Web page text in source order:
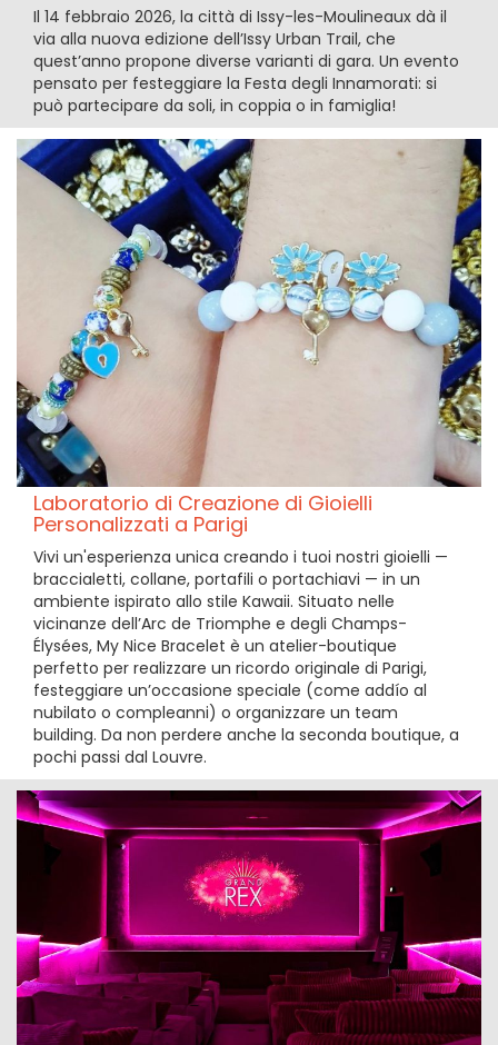
Il 14 febbraio 2026, la città di Issy-les-Moulineaux dà il
via alla nuova edizione dell’Issy Urban Trail, che
quest’anno propone diverse varianti di gara. Un evento
pensato per festeggiare la Festa degli Innamorati: si
può partecipare da soli, in coppia o in famiglia!
Laboratorio di Creazione di Gioielli
Personalizzati a Parigi
Vivi un'esperienza unica creando i tuoi nostri gioielli —
braccialetti, collane, portafili o portachiavi — in un
ambiente ispirato allo stile Kawaii. Situato nelle
vicinanze dell’Arc de Triomphe e degli Champs-
Élysées, My Nice Bracelet è un atelier-boutique
perfetto per realizzare un ricordo originale di Parigi,
festeggiare un’occasione speciale (come addío al
nubilato o compleanni) o organizzare un team
building. Da non perdere anche la seconda boutique, a
pochi passi dal Louvre.